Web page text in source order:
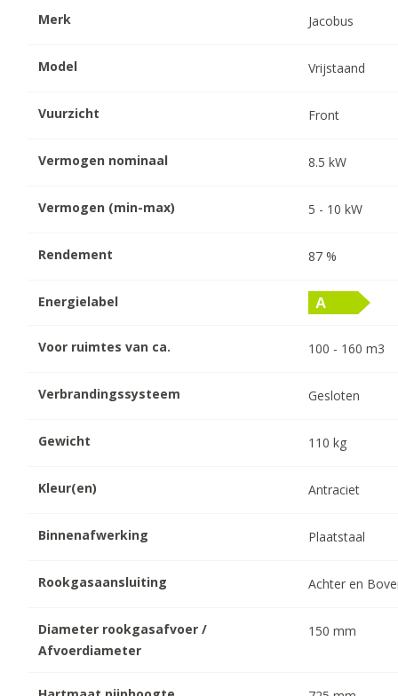
Merk Jacobus
Model Vrijstaand
Vuurzicht Front
Vermogen nominaal 8.5 kW
Vermogen (min-max) 5 - 10 kW
Rendement 87 %
Energielabel
Voor ruimtes van ca. 100 - 160 m3
Verbrandingssysteem Gesloten
Gewicht 110 kg
Kleur(en) Antraciet
Binnenafwerking Plaatstaal
Rookgasaansluiting Achter en
Diameter rookgasafvoer /
Afvoerdiameter
150 mm